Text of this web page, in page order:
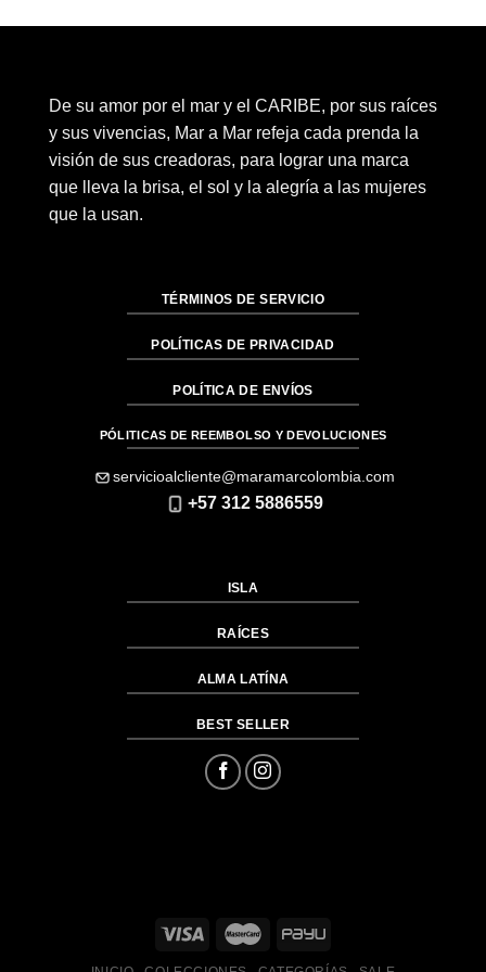
De su amor por el mar y el CARIBE, por sus raíces
y sus vivencias, Mar a Mar refeja cada prenda la
visión de sus creadoras, para lograr una marca
que lleva la brisa, el sol y la alegría a las mujeres
que la usan.
TÉRMINOS DE SERVICIO
POLÍTICAS DE PRIVACIDAD
POLÍTICA DE ENVÍOS
PÓLITICAS DE REEMBOLSO Y DEVOLUCIONES
servicioalcliente@maramarcolombia.com
+57 312 5886559
ISLA
RAÍCES
ALMA LATÍNA
BEST SELLER